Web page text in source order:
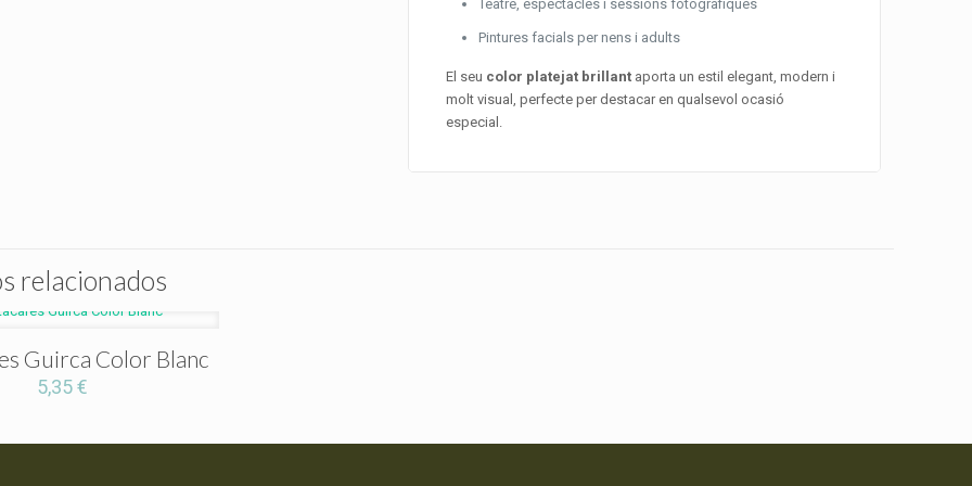
Teatre, espectacles i sessions fotogràfiques
Pintures facials per nens i adults
El seu color platejat brillant aporta un estil elegant, modern i
molt visual, perfecte per destacar en qualsevol ocasió
especial.
relacionados
Guirca Color Blanc
5,35€